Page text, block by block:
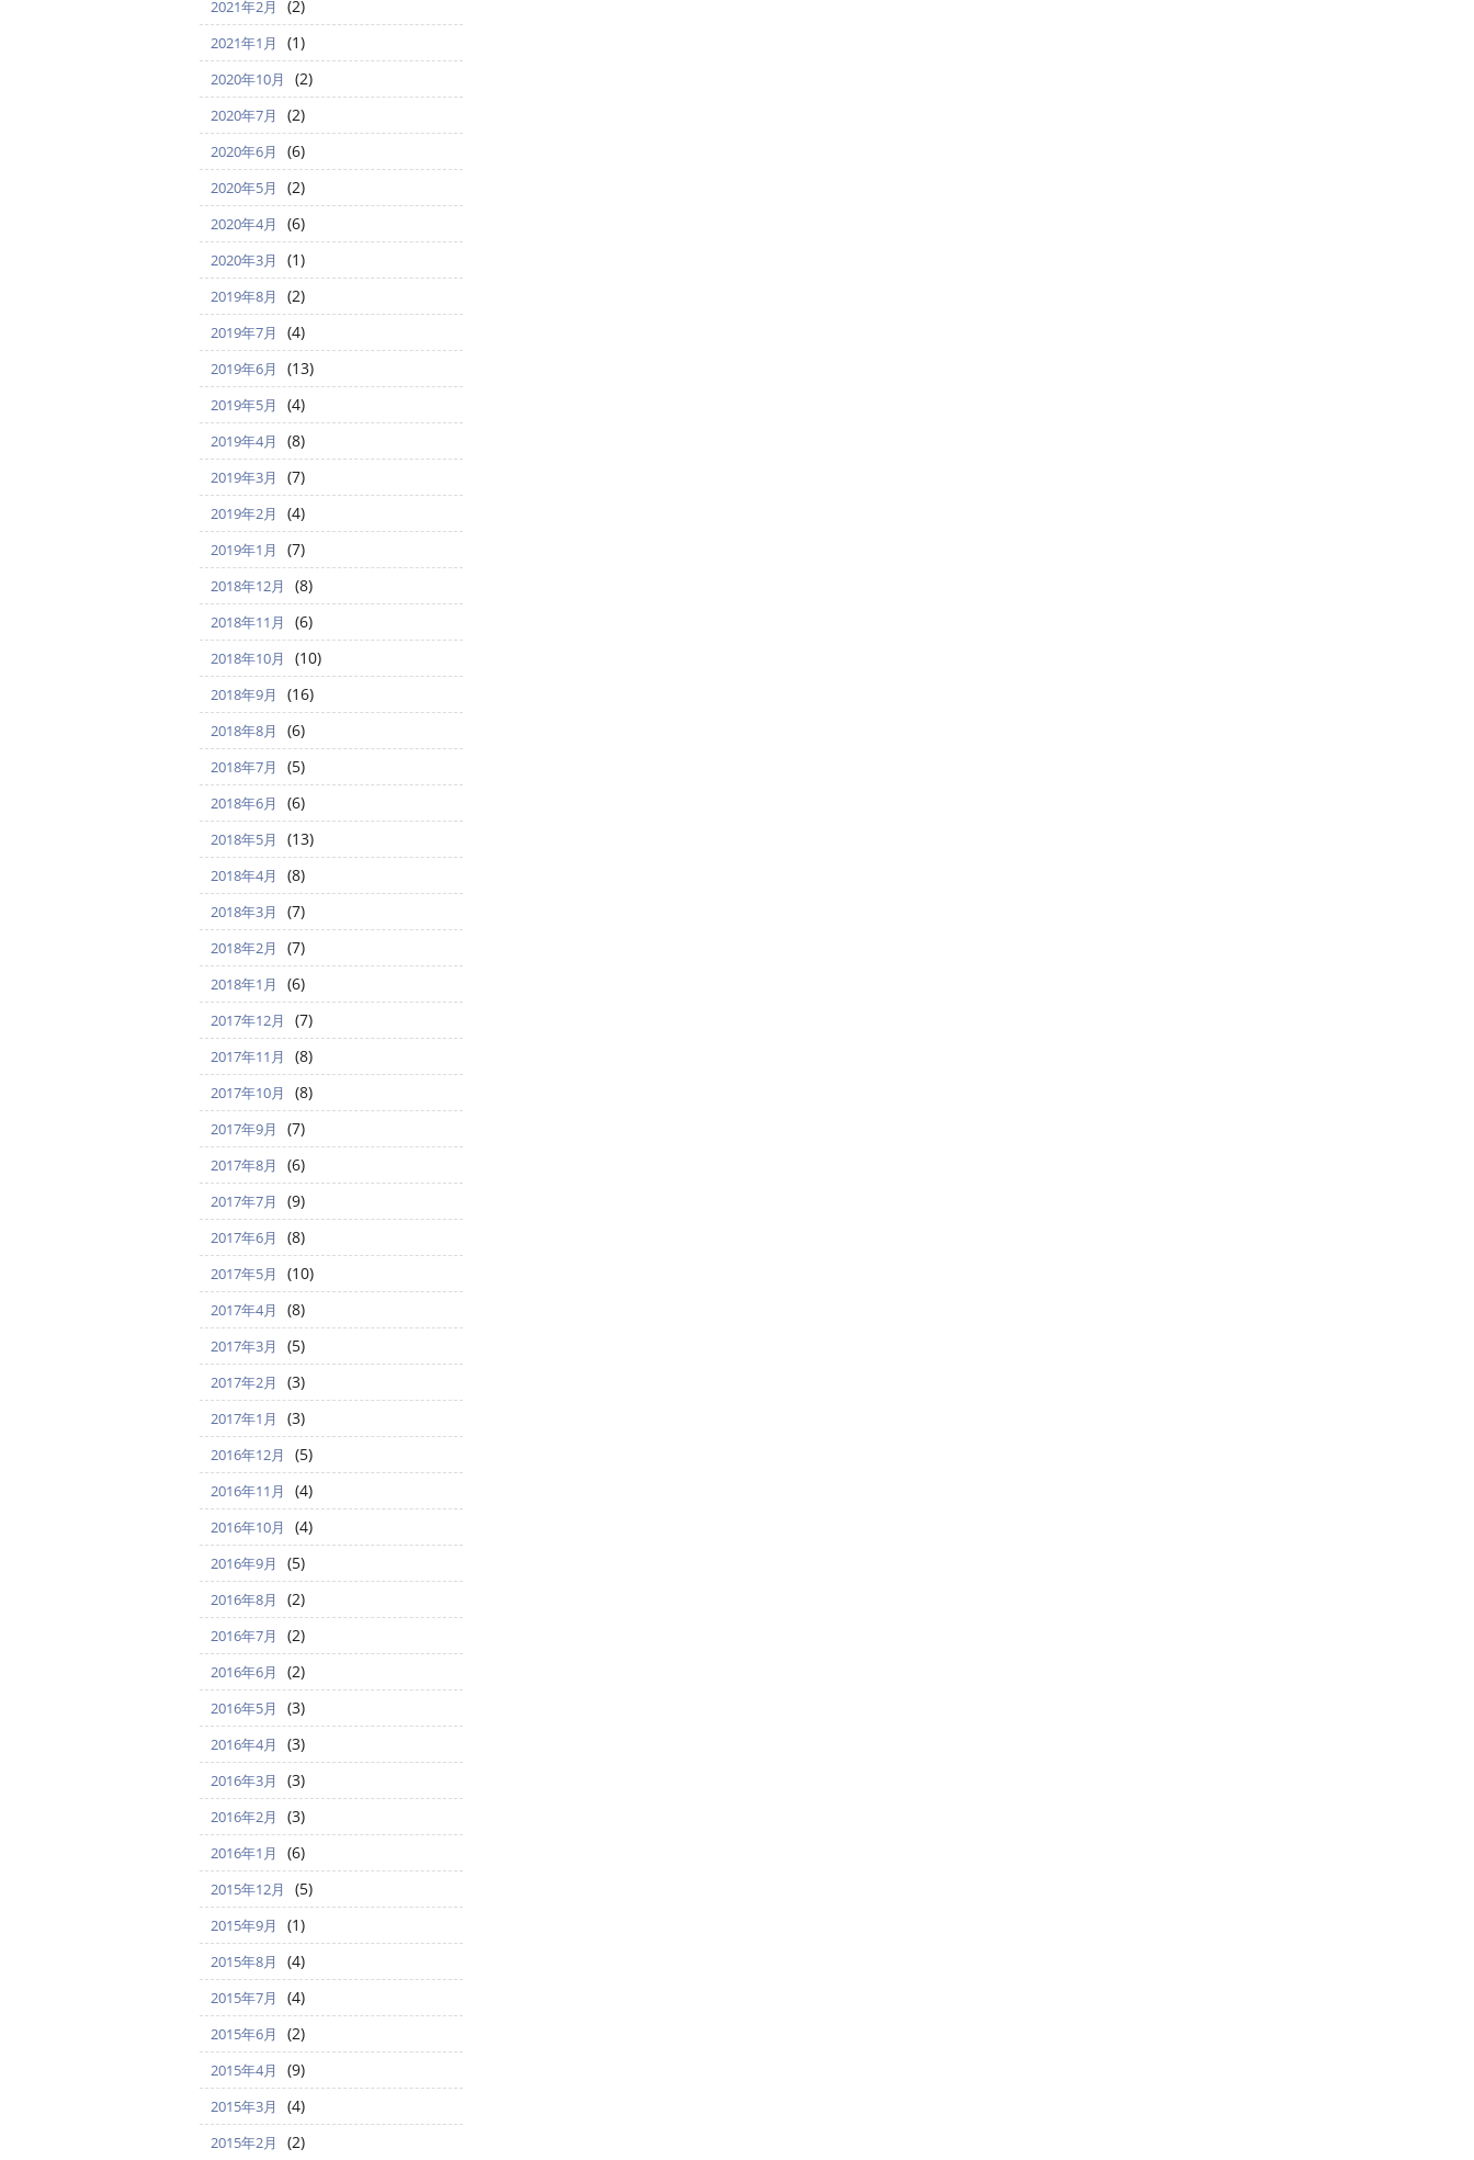
2021年2月 (2)
2021年1月 (1)
2020年10月 (2)
2020年7月 (2)
2020年6月 (6)
2020年5月 (2)
2020年4月 (6)
2020年3月 (1)
2019年8月 (2)
2019年7月 (4)
2019年6月 (13)
2019年5月 (4)
2019年4月 (8)
2019年3月 (7)
2019年2月 (4)
2019年1月 (7)
2018年12月 (8)
2018年11月 (6)
2018年10月 (10)
2018年9月 (16)
2018年8月 (6)
2018年7月 (5)
2018年6月 (6)
2018年5月 (13)
2018年4月 (8)
2018年3月 (7)
2018年2月 (7)
2018年1月 (6)
2017年12月 (7)
2017年11月 (8)
2017年10月 (8)
2017年9月 (7)
2017年8月 (6)
2017年7月 (9)
2017年6月 (8)
2017年5月 (10)
2017年4月 (8)
2017年3月 (5)
2017年2月 (3)
2017年1月 (3)
2016年12月 (5)
2016年11月 (4)
2016年10月 (4)
2016年9月 (5)
2016年8月 (2)
2016年7月 (2)
2016年6月 (2)
2016年5月 (3)
2016年4月 (3)
2016年3月 (3)
2016年2月 (3)
2016年1月 (6)
2015年12月 (5)
2015年9月 (1)
2015年8月 (4)
2015年7月 (4)
2015年6月 (2)
2015年4月 (9)
2015年3月 (4)
2015年2月 (2)